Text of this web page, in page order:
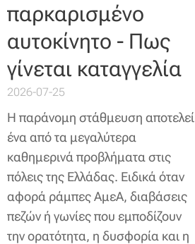
παρκαρισμένο
αυτοκίνητο - Πως
γίνεται καταγγελία
2026-07-25
Η παράνομη στάθμευση αποτελεί
ένα από τα μεγαλύτερα
καθημερινά προβλήματα στις
πόλεις της Ελλάδας. Ειδικά όταν
αφορά ράμπες ΑμεΑ, διαβάσεις
πεζών ή γωνίες που εμποδίζουν
την ορατότητα, η δυσφορία και η